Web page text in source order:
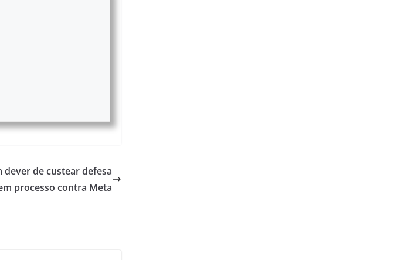
dever de custear defesa
processo contra Meta